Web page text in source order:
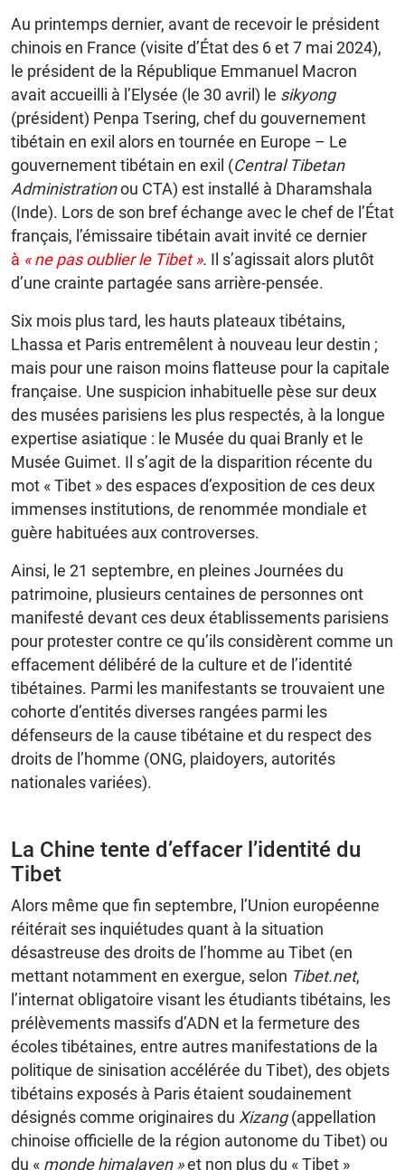
Au printemps dernier, avant de recevoir le président
chinois en France (visite d’État des 6 et 7 mai 2024),
le président de la République Emmanuel Macron
avait accueilli à l’Elysée (le 30 avril) le sikyong
(président) Penpa Tsering, chef du gouvernement
tibétain en exil alors en tournée en Europe – Le
gouvernement tibétain en exil (Central Tibetan
Administrationou CTA) est installé à Dharamshala
(Inde). Lors de son bref échange avec le chef de l’État
français, l’émissaire tibétain avait invité ce dernier
à « ne pas oublier le Tibet ». Il s’agissait alors plutôt
d’une crainte partagée sans arrière-pensée.
Six mois plus tard, les hauts plateaux tibétains,
Lhassa et Paris entremêlent à nouveau leur destin ;
mais pour une raison moins flatteuse pour la capitale
française. Une suspicion inhabituelle pèse sur deux
des musées parisiens les plus respectés, à la longue
expertise asiatique : le Musée du quai Branly et le
Musée Guimet. Il s’agit de la disparition récente du
mot « Tibet » des espaces d’exposition de ces deux
immenses institutions, de renommée mondiale et
guère habituées aux controverses.
Ainsi, le 21 septembre, en pleines Journées du
patrimoine, plusieurs centaines de personnes ont
manifesté devant ces deux établissements parisiens
pour protester contre ce qu’ils considèrent comme un
effacement délibéré de la culture et de l’identité
tibétaines. Parmi les manifestants se trouvaient une
cohorte d’entités diverses rangées parmi les
défenseurs de la cause tibétaine et du respect des
droits de l’homme (ONG, plaidoyers, autorités
nationales variées).
La Chine tente d’effacer l’identité du
Tibet
Alors même que fin septembre, l’Union européenne
réitérait ses inquiétudes quant à la situation
désastreuse des droits de l’homme au Tibet (en
mettant notamment en exergue, selon Tibet.net,
l’internat obligatoire visant les étudiants tibétains, les
prélèvements massifs d’ADN et la fermeture des
écoles tibétaines, entre autres manifestations de la
politique de sinisation accélérée du Tibet), des objets
tibétains exposés à Paris étaient soudainement
désignés comme originaires du Xizang(appellation
chinoise officielle de la région autonome du Tibet) ou
du « monde himalayen »et non plus du « Tibet »